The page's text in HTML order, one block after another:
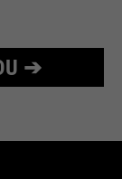
dwóch
➔